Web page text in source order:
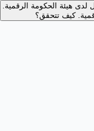
هيئة الحكومة الرقمية.
كيف تتحقق؟